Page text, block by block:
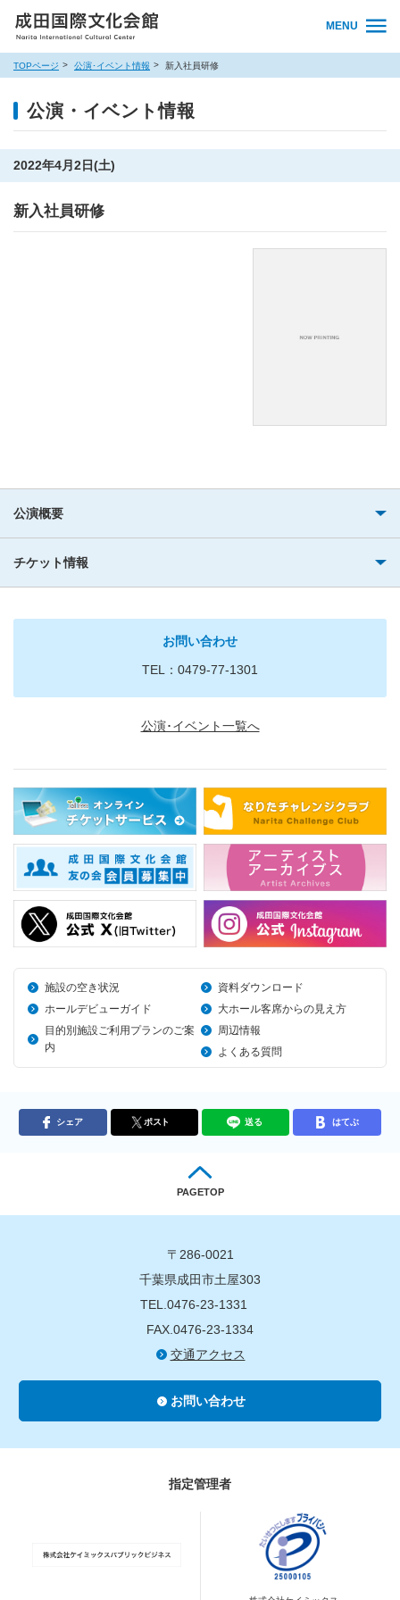
MENU
TOPページ 公演･イベント情報 新入社員研修
公演・イベント情報
2022年4月2日(土)
新入社員研修
公演概要
チケット情報
お問い合わせ
TEL：0479-77-1301
公演･イベント一覧へ
施設の空き状況
資料ダウンロード
ホールデビューガイド
大ホール客席からの見え方
目的別施設ご利用プランのご案
内
周辺情報
よくある質問
シェア ポスト 送る はてぶ
PAGETOP
〒286-0021
千葉県成田市土屋303
TEL.0476-23-1331
FAX.0476-23-1334
交通アクセス
お問い合わせ
指定管理者